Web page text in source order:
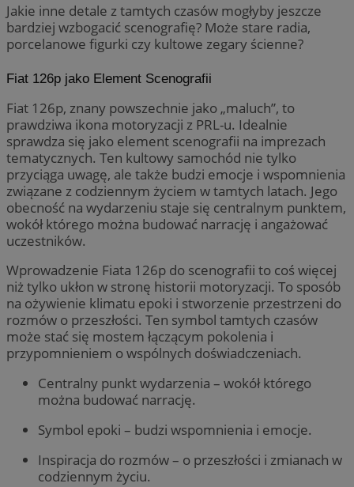
Jakie inne detale z tamtych czasów mogłyby jeszcze
bardziej wzbogacić scenografię? Może stare radia,
porcelanowe figurki czy kultowe zegary ścienne?
Fiat 126p jako Element Scenografii
Fiat 126p, znany powszechnie jako „maluch”, to
prawdziwa ikona motoryzacji z PRL-u. Idealnie
sprawdza się jako element scenografii na imprezach
tematycznych. Ten kultowy samochód nie tylko
przyciąga uwagę, ale także budzi emocje i wspomnienia
związane z codziennym życiem w tamtych latach. Jego
obecność na wydarzeniu staje się centralnym punktem,
wokół którego można budować narrację i angażować
uczestników.
Wprowadzenie Fiata 126p do scenografii to coś więcej
niż tylko ukłon w stronę historii motoryzacji. To sposób
na ożywienie klimatu epoki i stworzenie przestrzeni do
rozmów o przeszłości. Ten symbol tamtych czasów
może stać się mostem łączącym pokolenia i
przypomnieniem o wspólnych doświadczeniach.
Centralny punkt wydarzenia – wokół którego
można budować narrację.
Symbol epoki – budzi wspomnienia i emocje.
Inspiracja do rozmów – o przeszłości i zmianach w
codziennym życiu.